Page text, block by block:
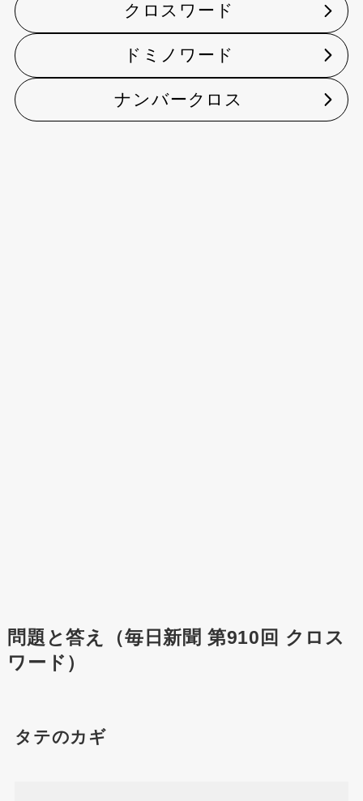
クロスワード
ドミノワード
ナンバークロス
問題と答え（毎日新聞 第910回 クロス
ワード）
タテのカギ